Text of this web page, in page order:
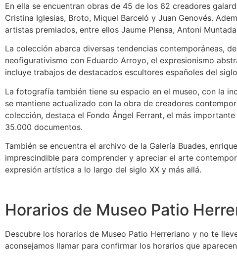
En ella se encuentran obras de 45 de los 62 creadores
Cristina Iglesias, Broto, Miquel Barceló y Juan Genovés.
artistas premiados, entre ellos Jaume Plensa, Antoni
La colección abarca diversas tendencias contemporáneas,
neofigurativismo con Eduardo Arroyo, el expresionismo
incluye trabajos de destacados escultores españoles del
La fotografía también tiene su espacio en el museo, con la
se mantiene actualizado con la obra de creadores
colección, destaca el Fondo Ángel Ferrant, el más
35.000 documentos.
También se encuentra el archivo de la Galería Buades,
imprescindible para comprender y apreciar el arte
expresión artística a lo largo del siglo XX y más allá.
Horarios de Museo Patio
Descubre los horarios de Museo Patio Herreriano y no te
aconsejamos llamar para confirmar los horarios que